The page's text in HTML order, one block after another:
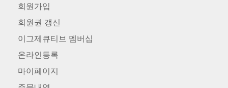
회원가입
회원권 갱신
이그제큐티브 멤버십
온라인등록
마이페이지